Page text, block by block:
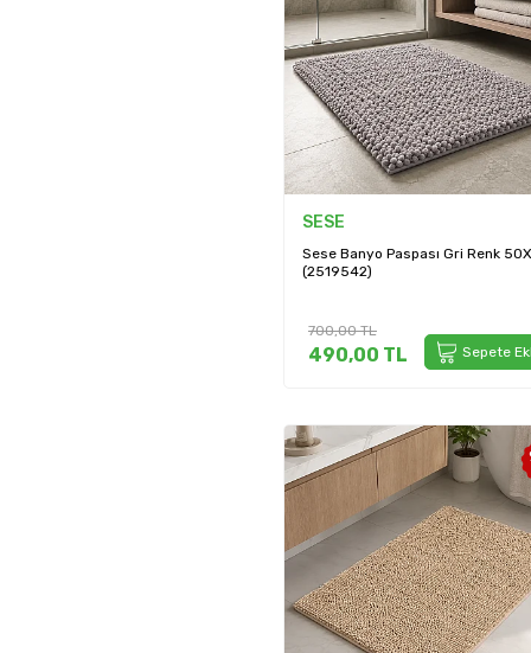
SESE
Sese Banyo Paspası Gri Renk
(2519542)
700,00TL
490,00 TL Sepete